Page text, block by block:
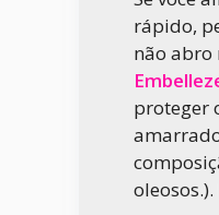
rápido,
não abro
proteger